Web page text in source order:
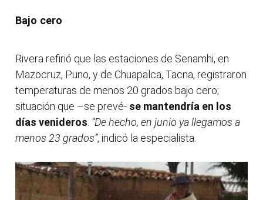
Bajo cero
Rivera refirió que las estaciones de Senamhi, en
Mazocruz, Puno, y de Chuapalca, Tacna, registraron
temperaturas de menos 20 grados bajo cero;
situación que –se prevé- se mantendría en los
días venideros “De hecho, en junio ya llegamos a
menos 23 grados”, indicó la especialista.